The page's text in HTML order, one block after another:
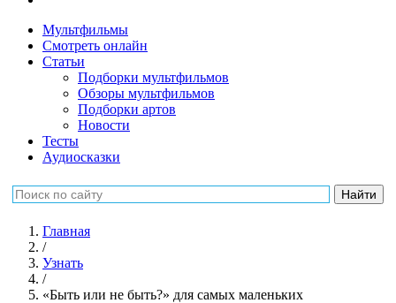
Мультфильмы
Смотреть онлайн
Статьи
Подборки мультфильмов
Обзоры мультфильмов
Подборки артов
Новости
Тесты
Аудиосказки
Главная
/
Узнать
/
«Быть или не быть?» для самых маленьких